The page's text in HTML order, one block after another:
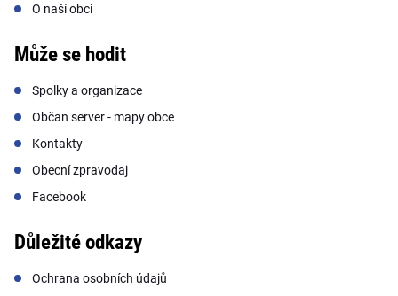
O naší obci
Může se hodit
Spolky a organizace
Občan server - mapy obce
Kontakty
Obecní zpravodaj
Facebook
Důležité odkazy
Ochrana osobních údajů